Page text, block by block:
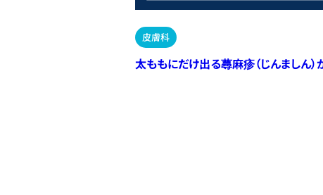
皮膚科
太ももにだけ出る蕁麻疹（じんましん